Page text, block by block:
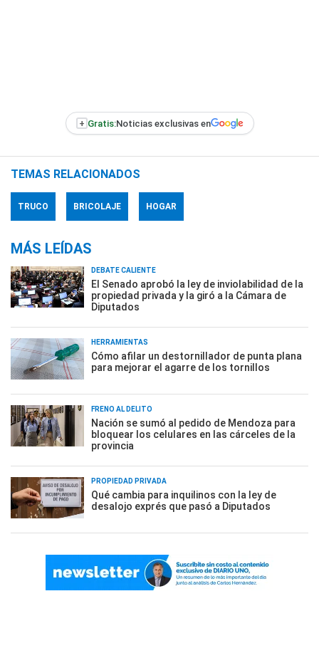
+ Gratis:Noticias exclusivas en
TEMAS RELACIONADOS
TRUCO BRICOLAJE HOGAR
MÁS LEÍDAS
DEBATE CALIENTE
El Senado aprobó la ley de inviolabilidad de la
propiedad privada y la giró a la Cámara de
Diputados
HERRAMIENTAS
Cómo afilar un destornillador de punta plana
para mejorar el agarre de los tornillos
FRENO AL DELITO
Nación se sumó al pedido de Mendoza para
bloquear los celulares en las cárceles de la
provincia
PROPIEDAD PRIVADA
Qué cambia para inquilinos con la ley de
desalojo exprés que pasó a Diputados